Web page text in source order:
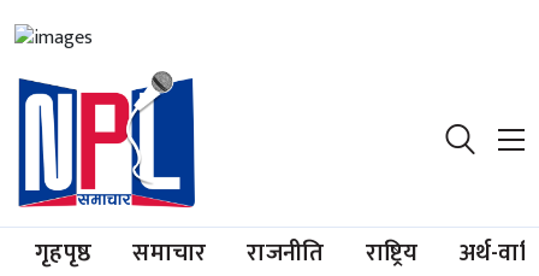
गृहपृष्ठ समाचार राजनीति राष्ट्रिय अर्थ-